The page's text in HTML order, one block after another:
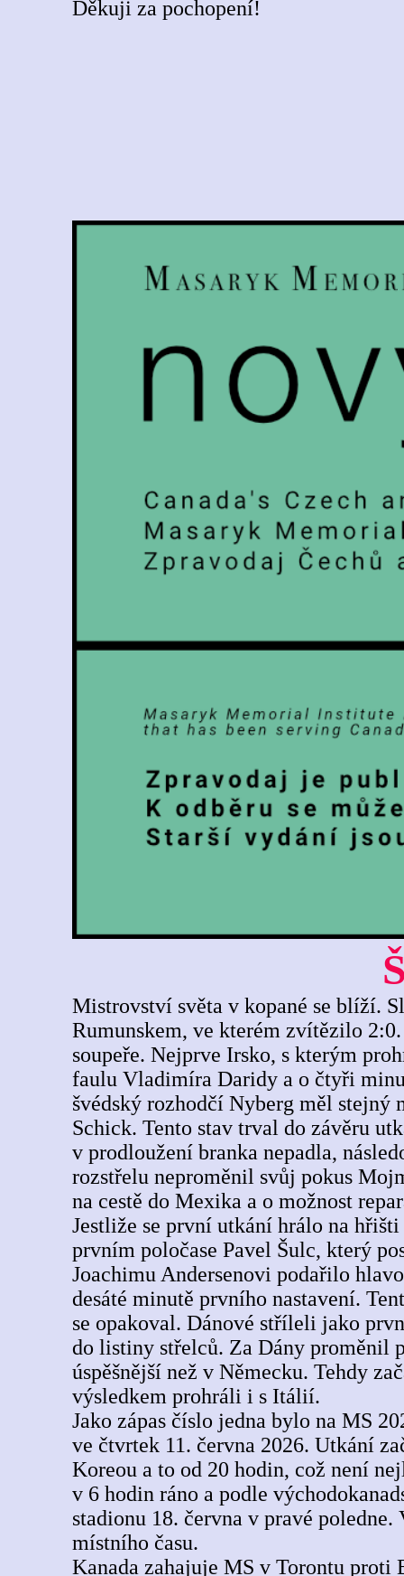
Děkuji za pochopení!
Mistrovství světa v kopané se blíží.
Rumunskem, ve kterém zvítězilo
soupeře. Nejprve Irsko, s kterým
faulu Vladimíra Daridy a o čtyři
švédský rozhodčí Nyberg měl stejný
Schick. Tento stav trval do závěru
v prodloužení branka nepadla,
rozstřelu neproměnil svůj pokus
na cestě do Mexika a o možnost
Jestliže se první utkání hrálo na
prvním poločase Pavel Šulc, který
Joachimu Andersenovi podařilo
desáté minutě prvního nastavení.
se opakoval. Dánové stříleli jako
do listiny střelců. Za Dány proměnil
úspěšnější než v Německu. Tehdy
výsledkem prohráli i s Itálií.
Jako zápas číslo jedna bylo na MS
ve čtvrtek 11. června 2026. Utkání
Koreou a to od 20 hodin, což není
v 6 hodin ráno a podle
stadionu 18. června v pravé
místního času.
Kanada zahajuje MS v Torontu proti